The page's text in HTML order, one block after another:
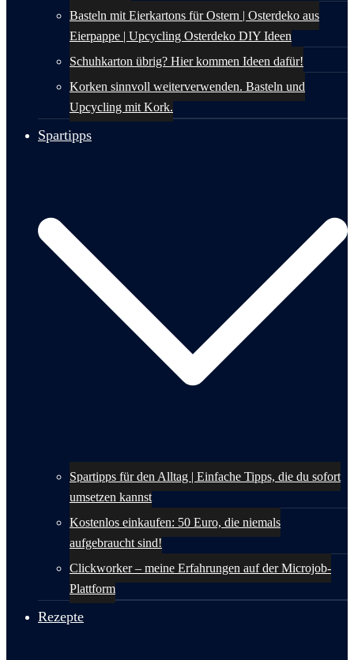
Basteln mit Eierkartons für Ostern | Osterdeko aus
Eierpappe | Upcycling Osterdeko DIY Ideen
Schuhkarton übrig? Hier kommen Ideen dafür!
Korken sinnvoll weiterverwenden. Basteln und
Upcycling mit Kork.
Spartipps
Spartipps für den Alltag | Einfache Tipps, die du sofort
umsetzen kannst
Kostenlos einkaufen: 50 Euro, die niemals
aufgebraucht sind!
Clickworker – meine Erfahrungen auf der Microjob-
Plattform
Rezepte